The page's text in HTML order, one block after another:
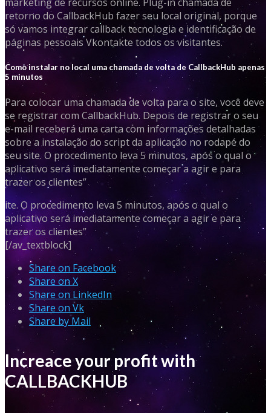
retorno do CallbackHub fazer seu local original, porque
só vamos integrar callback tecnologia e identificação de
páginas pessoais Vkontakte todos os visitantes.
Como instalar no local uma chamada de volta de CallbackHub apenas
5 minutos
Para colocar uma chamada de volta para o site, você deve
se registrar com CallbackHub. Depois de registrar o seu
e-mail receberá uma carta com informações detalhadas
sobre a instalação do script da aplicação no rodapé do
seu site. O procedimento leva 5 minutos, após o qual o
aplicativo será imediatamente começar a agir e para
trazer os clientes”
ite. O procedimento leva 5 minutos, após o qual o
aplicativo será imediatamente começar a agir e para
trazer os clientes”
[/av_textblock]
Share on Facebook
Share on X
Share on LinkedIn
Share on Vk
Share by Mail
Increace your profit with
CALLBACKHUB